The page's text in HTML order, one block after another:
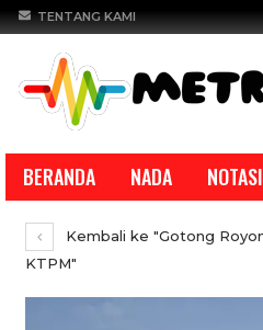
TENTANG KAMI
BERANDA NADA NOTASI
Kembali ke "Gotong
KTPM"